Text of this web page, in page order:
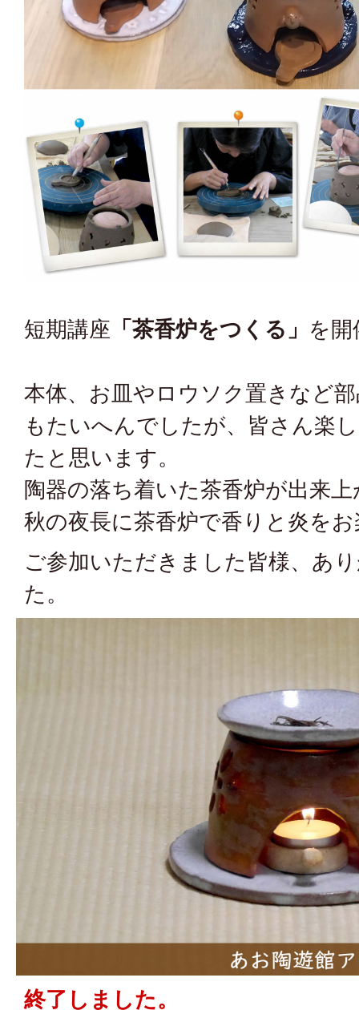
短期講座 「茶香炉をつくる」 を
本体、お皿やロウソク置きなど
もたいへんでしたが、皆さん楽
たと思います。
陶器の落ち着いた茶香炉が出来
秋の夜長に茶香炉で香りと炎を
ご参加いただきました皆様、あ
た。
終了しました。